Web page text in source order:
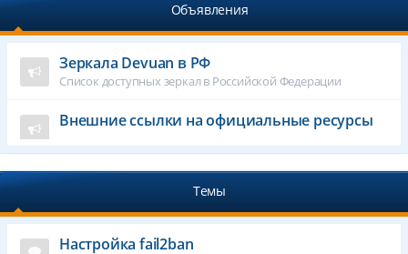
Объявления
Зеркала Devuan в РФ
Список доступных зеркал в Российской Федерации
Внешние ссылки на официальные ресурсы
Темы
Настройка fail2ban